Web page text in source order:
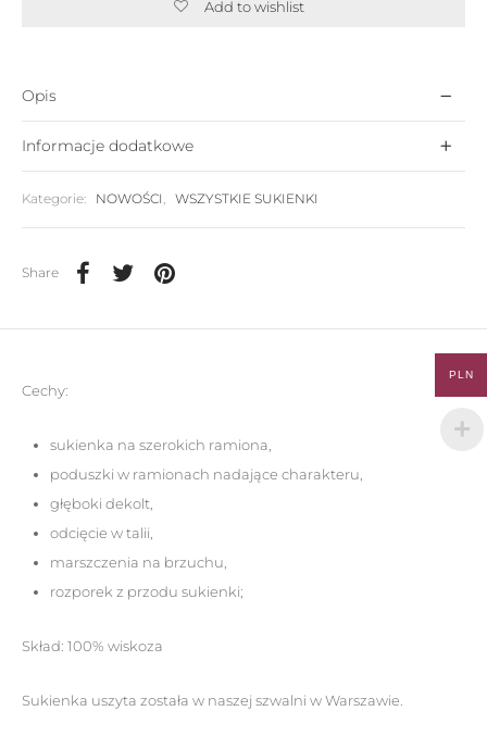
Add to wishlist
Opis
Informacje dodatkowe
Kategorie: NOWOŚCI , WSZYSTKIE SUKIENKI
Share
Cechy:
sukienka na szerokich ramiona,
poduszki w ramionach nadające charakteru,
głęboki dekolt,
odcięcie w talii,
marszczenia na brzuchu,
rozporek z przodu sukienki;
Skład: 100% wiskoza
Sukienka uszyta została w naszej szwalni w Warszawie.
PLN